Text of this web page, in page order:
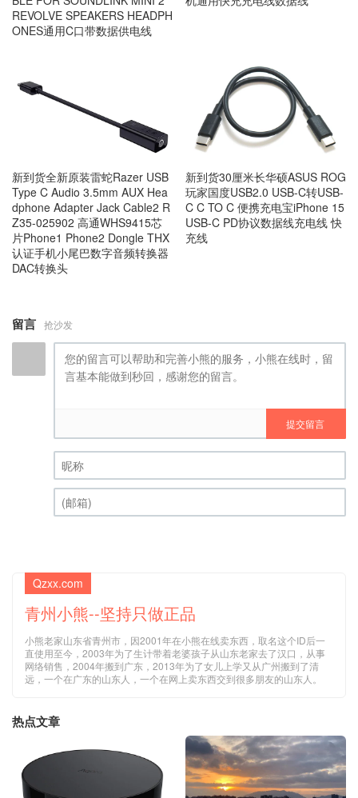
REVOLVE SPEAKERS HEADPH
ONES通用C口带数据供电线
新到货全新原装雷蛇Razer USB
Type C Audio 3.5mm AUX Hea
dphone Adapter Jack Cable2 R
Z35-025902 高通WHS9415芯
片Phone1 Phone2 Dongle THX
认证手机小尾巴数字音频转换器
DAC转换头
新到货30厘米长华硕ASUS ROG
玩家国度USB2.0 USB-C转USB-
C C TO C 便携充电宝iPhone 15
USB-C PD协议数据线充电线 快
充线
留言 抢沙发
提交留言
昵称 (必填)
Qzxx.com
青州小熊--坚持只做正品
小熊老家山东省青州市，因2001年在小熊在线卖东西，取名这个ID后一
直使用至今，2003年为了生计带着老婆孩子从山东老家去了汉口，从事
网络销售，2004年搬到广东，2013年为了女儿上学又从广州搬到了清
远，一个在广东的山东人，一个在网上卖东西交到很多朋友的山东人。
热点文章